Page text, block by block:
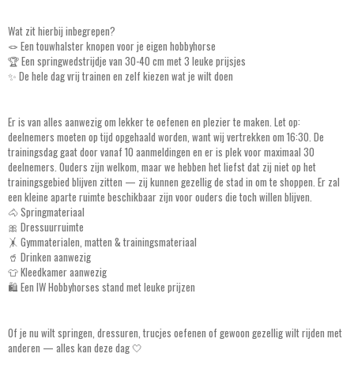
Wat zit hierbij inbegrepen?
🪢 Een touwhalster knopen voor je eigen hobbyhorse
🏆 Een springwedstrijdje van 30-40 cm met 3 leuke prijsjes
✨ De hele dag vrij trainen en zelf kiezen wat je wilt doen
Er is van alles aanwezig om lekker te oefenen en plezier te maken. Let op:
deelnemers moeten op tijd opgehaald worden, want wij vertrekken om 16:30. De
trainingsdag gaat door vanaf 10 aanmeldingen en er is plek voor maximaal 30
deelnemers. Ouders zijn welkom, maar we hebben het liefst dat zij niet op het
trainingsgebied blijven zitten — zij kunnen gezellig de stad in om te shoppen. Er zal
een kleine aparte ruimte beschikbaar zijn voor ouders die toch willen blijven.
🐴 Springmateriaal
🎀 Dressuurruimte
🤸 Gymmaterialen, matten & trainingsmateriaal
🥤 Drinken aanwezig
👕 Kleedkamer aanwezig
🛍️ Een IW Hobbyhorses stand met leuke prijzen
Of je nu wilt springen, dressuren, trucjes oefenen of gewoon gezellig wilt rijden met
anderen — alles kan deze dag 🤍